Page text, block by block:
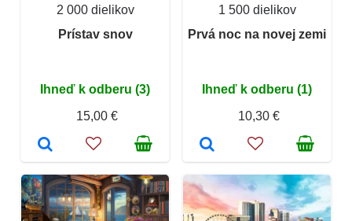
2 000 dielikov
Prístav snov
Ihneď k odberu (3)
15,00 €
1 500 dielikov
Prvá noc na novej zemi
Ihneď k odberu (1)
10,30 €